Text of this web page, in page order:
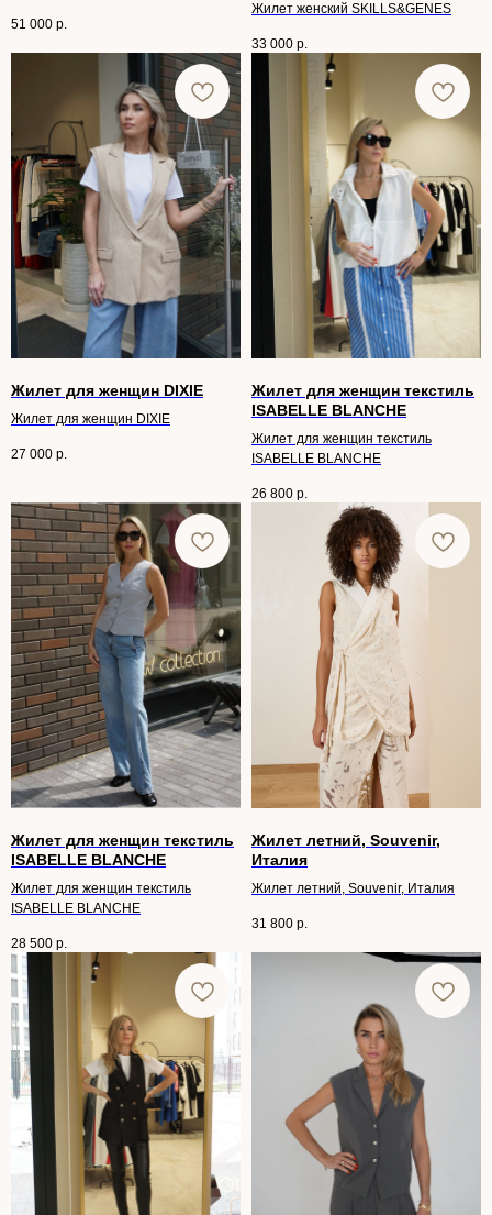
51 000 р.
Жилет женский SKILLS&GENES
33 000 р.
Жилет для женщин DIXIE
Жилет для женщин DIXIE
27 000 р.
Жилет для женщин текстиль
ISABELLE BLANCHE
Жилет для женщин текстиль
ISABELLE BLANCHE
26 800 р.
Жилет для женщин текстиль
ISABELLE BLANCHE
Жилет для женщин текстиль
ISABELLE BLANCHE
28 500 р.
Жилет летний, Souvenir,
Италия
Жилет летний, Souvenir, Италия
31 800 р.
ПОДБОР
ОБРАЗА С ВЫЕЗДОМ
НА ДОМ
Поможем создать стильный
и гармоничный гардероб,
подобрав идеальные наряды
из нашей коллекции.